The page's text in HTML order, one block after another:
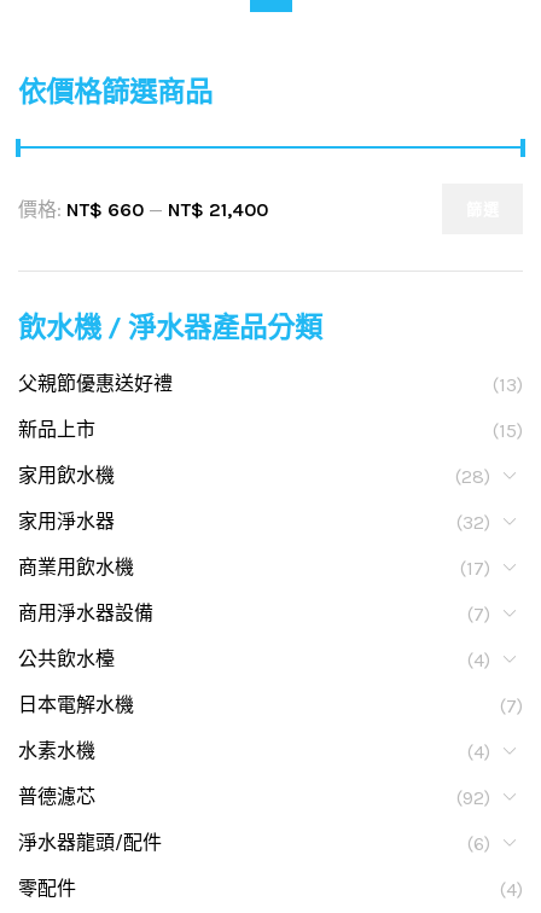
依價格篩選商品
價格: NT$ 660 — NT$ 21,400
飲水機 / 淨水器產品分類
父親節優惠送好禮
(13)
新品上市
(15)
家用飲水機
(28)
家用淨水器
(32)
商業用飲水機
(17)
商用淨水器設備
(7)
公共飲水檯
(4)
日本電解水機
(7)
水素水機
(4)
普德濾芯
(92)
淨水器龍頭/配件
(6)
零配件
(4)